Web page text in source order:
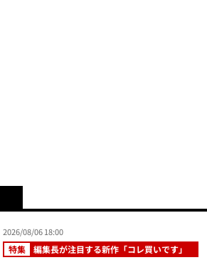
2026/08/06 18:00
特集 編集長が注目する新作「コレ買いです」